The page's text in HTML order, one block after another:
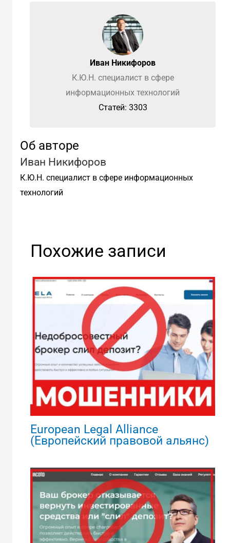
Иван Никифоров
К.Ю.Н. специалист в сфере
информационных технологий
Cтатей: 3303
Об авторе
Иван Никифоров
К.Ю.Н. специалист в сфере информационных
технологий
Похожие записи
European Legal Alliance
(Европейский правовой альянс)